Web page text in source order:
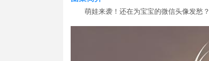
萌娃来袭！还在为宝宝的微信头像发愁？